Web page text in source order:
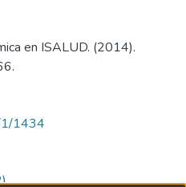
en ISALUD. (2014).
1/1434